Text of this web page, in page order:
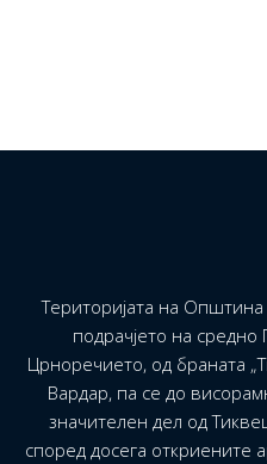
Територијата на
подрачјето на
Црноречието, од браната
Вардар, па се до
значителен дел од
според досега откриените